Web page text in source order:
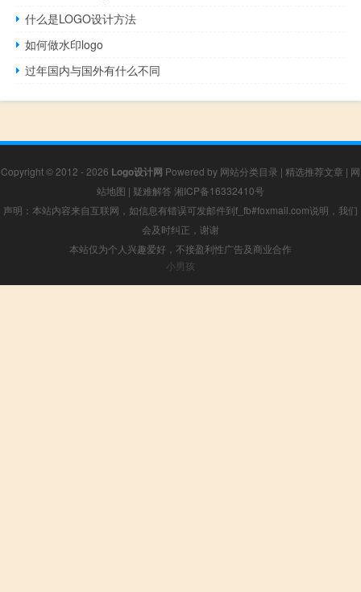
什么是LOGO设计方法
如何做水印logo
过年国内与国外有什么不同
Copyright © 2012 - 2026 Logo设计网 Powered by 网站分类目录 | 精选推荐文章 | 网
站地图 | 疑难解答 湘ICP备16332410号
声明：本站内容来自互联网，如信息有错误可发邮件到f_fb#foxmail.com说明，我们
会及时纠正，谢谢
本站仅为个人兴趣爱好，不接盈利性广告及商业合作
小男孩